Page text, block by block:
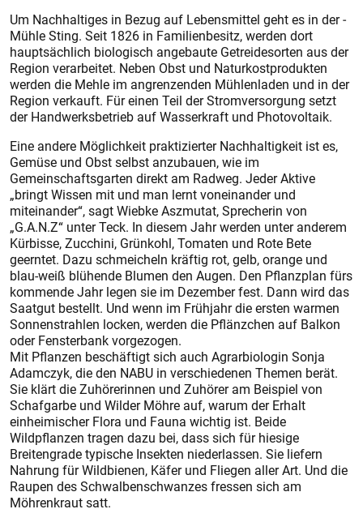
Um Nachhaltiges in Bezug auf Lebensmittel geht es in der ­
Mühle Sting. Seit 1826 in Familienbesitz, werden dort
hauptsächlich biologisch angebaute Getreidesorten aus der
Region verarbeitet. Neben Obst und Naturkostprodukten
werden die Mehle im angrenzenden Mühlenladen und in der
Region verkauft. Für einen Teil der Stromversorgung setzt
der Handwerksbetrieb auf Wasserkraft und Photovoltaik.
Eine andere Möglichkeit praktizierter Nachhaltigkeit ist es,
Gemüse und Obst selbst anzubauen, wie im
Gemeinschaftsgarten direkt am Radweg. Jeder Aktive
„bringt Wissen mit und man lernt voneinander und
miteinander“, sagt Wiebke Aszmutat, Sprecherin von
„G.A.N.Z“ unter Teck. In diesem Jahr werden unter anderem
Kürbisse, Zucchini, Grünkohl, Tomaten und Rote Bete
geerntet. Dazu schmeicheln kräftig rot, gelb, orange und
blau-weiß blühende Blumen den Augen. Den Pflanzplan fürs
kommende Jahr legen sie im Dezember fest. Dann wird das
Saatgut bestellt. Und wenn im Frühjahr die ersten warmen
Sonnenstrahlen locken, werden die Pflänzchen auf Balkon
oder Fens­terbank vorgezogen.
Mit Pflanzen beschäftigt sich auch Agrarbiologin Sonja
Adamczyk, die den NABU in verschiedenen Themen berät.
Sie klärt die Zuhörerinnen und Zuhörer am Beispiel von
Schafgarbe und Wilder Möhre auf, warum der Erhalt
einheimischer Flora und Fauna wichtig ist. Beide
Wildpflanzen tragen dazu bei, dass sich für hiesige
Breitengrade typische Insekten niederlassen. Sie liefern
Nahrung für Wildbienen, Käfer und Fliegen aller Art. Und die
Raupen des Schwalbenschwanzes fressen sich am
Möhrenkraut satt.